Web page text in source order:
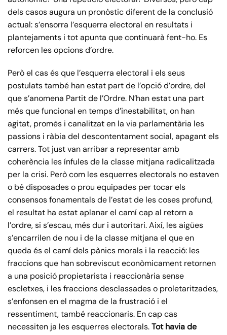
dels casos augura un pronòstic diferent de la conclusió
actual: s’ensorra l’esquerra electoral en resultats i
plantejaments i tot apunta que continuarà fent-ho. Es
reforcen les opcions d’ordre.
Però el cas és que l’esquerra electoral i els seus
postulats també han estat part de l’opció d’ordre, del
que s’anomena Partit de l’Ordre. N’han estat una part
més que funcional en temps d’inestabilitat, on han
agitat, promès i canalitzat en la via parlamentària les
passions i ràbia del descontentament social, apagant els
carrers. Tot just van arribar a representar amb
coherència les ínfules de la classe mitjana radicalitzada
per la crisi. Però com les esquerres electorals no estaven
o bé disposades o prou equipades per tocar els
consensos fonamentals de l’estat de les coses profund,
el resultat ha estat aplanar el camí cap al retorn a
l’ordre, si s’escau, més dur i autoritari. Així, les aigües
s’encarrilen de nou i de la classe mitjana el que en
queda és el camí dels pànics morals i la reacció: les
fraccions que han sobreviscut econòmicament retornen
a una posició propietarista i reaccionària sense
escletxes, i les fraccions desclassades o proletaritzades,
s’enfonsen en el magma de la frustració i el
ressentiment, també reaccionaris. En cap cas
necessiten ja les esquerres electorals.Tot havia de